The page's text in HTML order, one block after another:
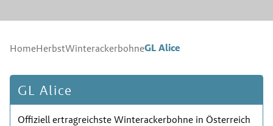
HomeHerbstWinterackerbohneGL Alice
GL Alice
Offiziell ertragreichste Winterackerbohne in Österreich